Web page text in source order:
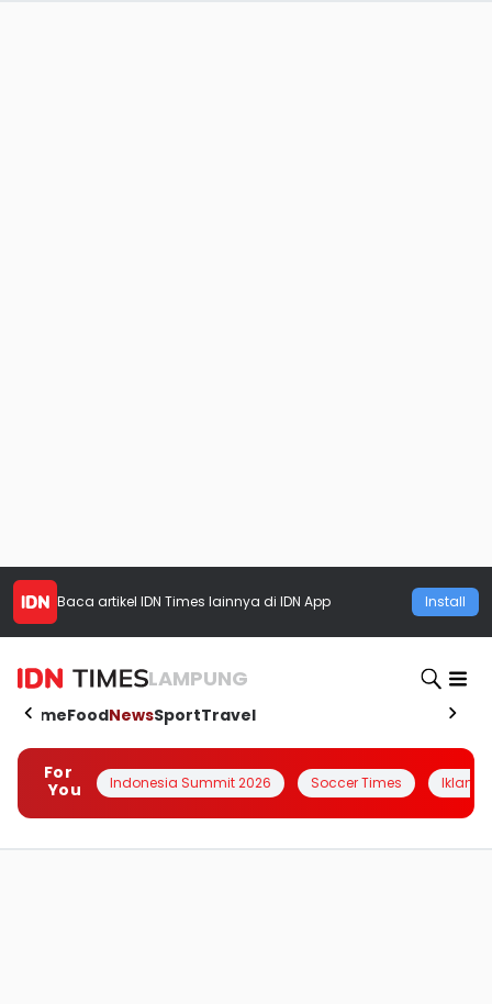
Baca artikel IDN Times lainnya di IDN App Install
LAMPUNG
HomeFoodNewsSportTravel
For
You
Indonesia Summit 2026 Soccer Times Iklanin